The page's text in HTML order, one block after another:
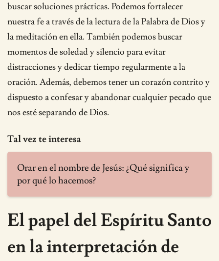
buscar soluciones prácticas. Podemos fortalecer
nuestra fe a través de la lectura de la Palabra de Dios y
la meditación en ella. También podemos buscar
momentos de soledad y silencio para evitar
distracciones y dedicar tiempo regularmente a la
oración. Además, debemos tener un corazón contrito y
dispuesto a confesar y abandonar cualquier pecado que
nos esté separando de Dios.
Tal vez te interesa
Orar en el nombre de Jesús: ¿Qué significa y
por qué lo hacemos?
El papel del Espíritu Santo
en la interpretación de